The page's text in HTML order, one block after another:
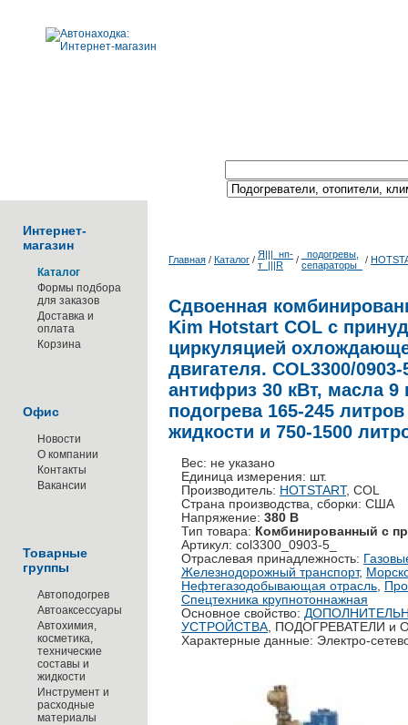
Интернет-
магазин
Каталог
Формы подбора
для заказов
Доставка и
оплата
Корзина
Офис
Новости
О компании
Контакты
Вакансии
Товарные
группы
Автоподогрев
Автоаксессуары
Автохимия,
косметика,
технические
составы и
жидкости
Инструмент и
расходные
материалы
Главная / Каталог / Я|||_нп-
т_|||R
/ _подогревы,
сепараторы_
/
Сдвоенная
Kim Hotstart COL с
циркуляцией
двигателя. COL3300/
антифриз 30 кВт, масла
подогрева 165-245
жидкости и 750-1500
Вес: не указано
Единица измерения: шт.
Производитель: HOTSTART, COL
Страна производства, сборки: США
Напряжение: 380 В
Тип товара: Комбинированный с
Артикул: col3300_0903-5_
Отраслевая принадлежность:
Железнодорожный транспорт,
Нефтегазодобывающая отрасль,
Спецтехника крупнотоннажная
Основное свойство:
УСТРОЙСТВА, ПОДОГРЕВАТЕЛИ и
Характерные данные: Электро-